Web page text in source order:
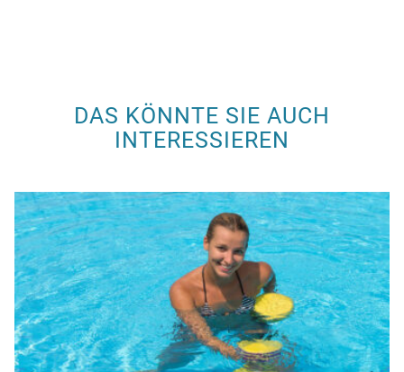
DAS KÖNNTE SIE AUCH
INTERESSIEREN